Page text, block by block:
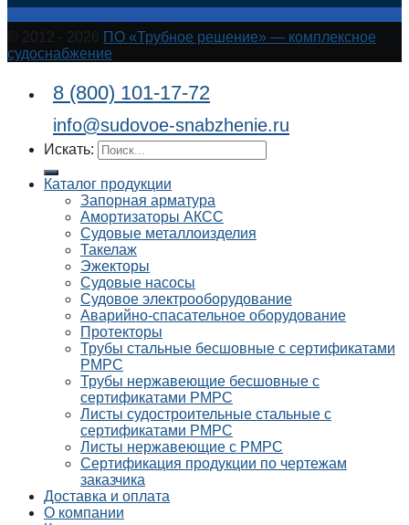
© 2012 - 2026 ПО «Трубное решение» — комплексное
судоснабжение
8 (800) 101-17-72
info@sudovoe-snabzhenie.ru
Искать:
Каталог продукции
Запорная арматура
Амортизаторы АКСС
Судовые металлоизделия
Такелаж
Эжекторы
Судовые насосы
Судовое электрооборудование
Аварийно-спасательное оборудование
Протекторы
Трубы стальные бесшовные с сертификатами
РМРС
Трубы нержавеющие бесшовные с
сертификатами РМРС
Листы судостроительные стальные с
сертификатами РМРС
Листы нержавеющие с РМРС
Сертификация продукции по чертежам
заказчика
Доставка и оплата
О компании